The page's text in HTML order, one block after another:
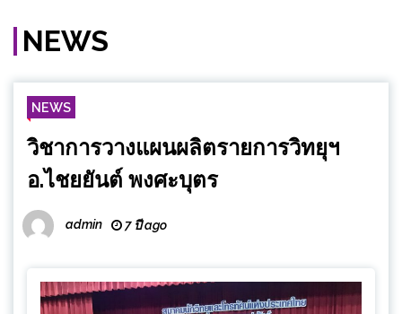
NEWS
NEWS
วิชาการวางแผนผลิตรายการวิทยุฯ
อ.ไชยยันต์ พงศะบุตร
admin 7 ปี ago